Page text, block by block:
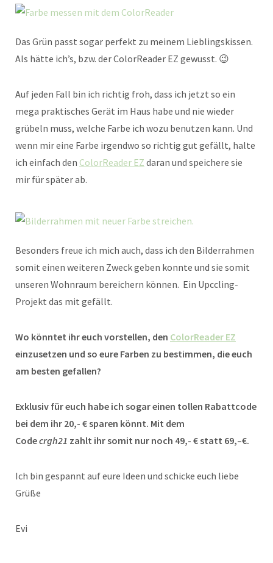
Das Grün passt sogar perfekt zu meinem Lieblingskissen.
Als hätte ich’s, bzw. der ColorReader EZ gewusst. 😉
Auf jeden Fall bin ich richtig froh, dass ich jetzt so ein
mega praktisches Gerät im Haus habe und nie wieder
grübeln muss, welche Farbe ich wozu benutzen kann. Und
wenn mir eine Farbe irgendwo so richtig gut gefällt, halte
ich einfach den ColorReader EZ daran und speichere sie
mir für später ab.
Besonders freue ich mich auch, dass ich den Bilderrahmen
somit einen weiteren Zweck geben konnte und sie somit
unseren Wohnraum bereichern können. Ein Upccling-
Projekt das mit gefällt.
Wo könntet ihr euch vorstellen, den ColorReader EZ
einzusetzen und so eure Farben zu bestimmen, die euch
am besten gefallen?
Exklusiv für euch habe ich sogar einen tollen Rabattcode
bei dem ihr 20,- € sparen könnt. Mit dem
Codecrgh21 zahlt ihr somit nur noch 49,- € statt 69,–€.
Ich bin gespannt auf eure Ideen und schicke euch liebe
Grüße
Evi